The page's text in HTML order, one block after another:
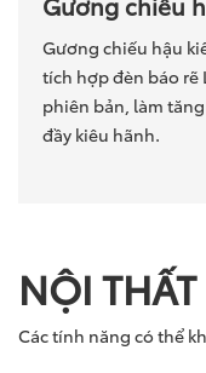
Gương chiếu hậu
tích hợp đèn báo rẽ
phiên bản, làm
đầy kiêu hãnh.
NỘI THẤT
Các tính năng có thể